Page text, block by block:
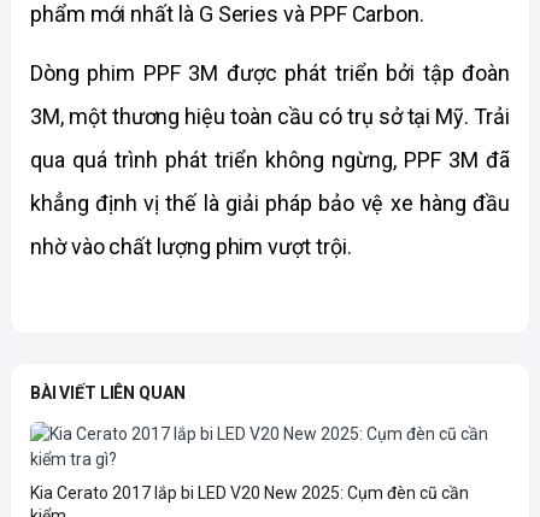
phẩm mới nhất là G Series và PPF Carbon.
Dòng phim PPF 3M được phát triển bởi tập đoàn
3M, một thương hiệu toàn cầu có trụ sở tại Mỹ. Trải
qua quá trình phát triển không ngừng, PPF 3M đã
khẳng định vị thế là giải pháp bảo vệ xe hàng đầu
nhờ vào chất lượng phim vượt trội.
BÀI VIẾT LIÊN QUAN
Kia Cerato 2017 lắp bi LED V20 New 2025: Cụm đèn cũ cần